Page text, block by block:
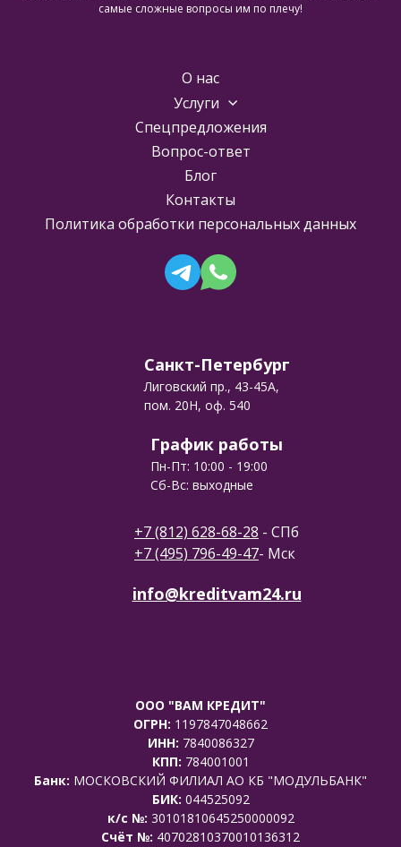
самые сложные вопросы им по плечу!
О нас
Услуги
Спецпредложения
Вопрос-ответ
Блог
Контакты
Политика обработки персональных данных
Санкт-Петербург
Лиговский пр., 43-45А,
пом. 20Н, оф. 540
График работы
Пн-Пт: 10:00 - 19:00
Сб-Вс: выходные
+7 (812) 628-68-28 - СПб
+7 (495) 796-49-47- Мск
info@kreditvam24.ru
ООО "ВАМ КРЕДИТ"
ОГРН: 1197847048662
ИНН: 7840086327
КПП: 784001001
Банк: МОСКОВСКИЙ ФИЛИАЛ АО КБ "МОДУЛЬБАНК"
БИК: 044525092
к/с №: 30101810645250000092
Счёт №: 40702810370010136312